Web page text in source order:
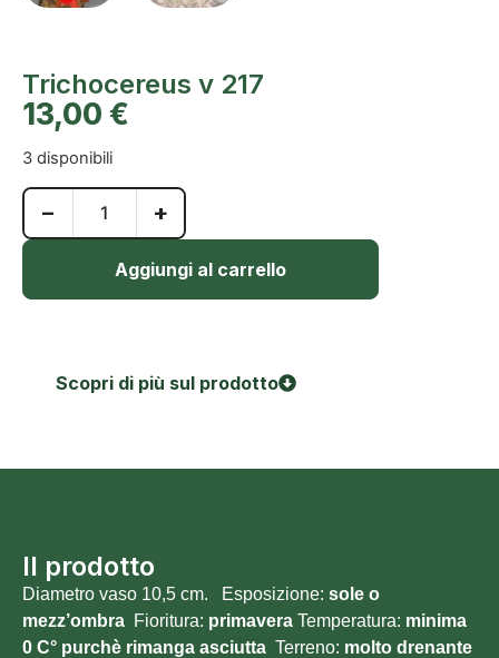
Trichocereus v 217
13,00 €
3 disponibili
− +
Aggiungi al carrello
Scopri di più sul prodotto
Il prodotto
Diametro vaso 10,5 cm. Esposizione: sole o
mezz’ombra Fioritura: primavera Temperatura: minima
0 C° purchè rimanga asciutta Terreno: molto drenante